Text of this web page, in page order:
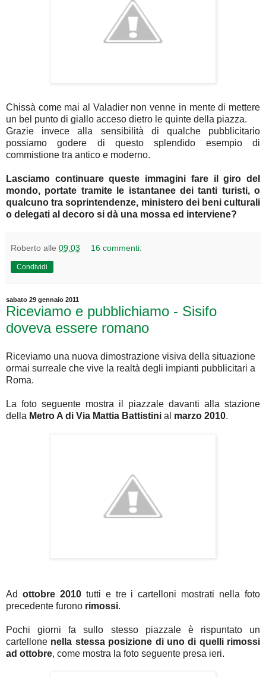
Chissà come mai al Valadier non venne in mente di mettere
un bel punto di giallo acceso dietro le quinte della piazza.
Grazie invece alla sensibilità di qualche pubblicitario
possiamo godere di questo splendido esempio di
commistione tra antico e moderno.
Lasciamo continuare queste immagini fare il giro del
mondo, portate tramite le istantanee dei tanti turisti, o
qualcuno tra soprintendenze, ministero dei beni culturali
o delegati al decoro si dà una mossa ed interviene?
Roberto alle 09:03 16 commenti:
Condividi
sabato 29 gennaio 2011
Riceviamo e pubblichiamo - Sisifo
doveva essere romano
Riceviamo una nuova dimostrazione visiva della situazione
ormai surreale che vive la realtà degli impianti pubblicitari a
Roma.
La foto seguente mostra il piazzale davanti alla stazione
della Metro A di Via Mattia Battistini al marzo 2010.
Ad ottobre 2010tutti e tre i cartelloni mostrati nella foto
precedente furono rimossi.
Pochi giorni fa sullo stesso piazzale è rispuntato un
cartellone nella stessa posizione di uno di quelli rimossi
ad ottobre, come mostra la foto seguente presa ieri.